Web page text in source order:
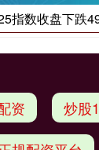
指数收盘下跌
资 炒股